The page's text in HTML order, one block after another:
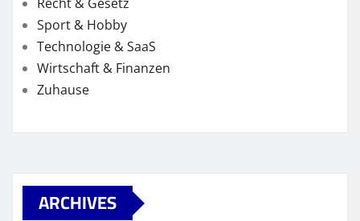
Sport & Hobby
Technologie & SaaS
Wirtschaft & Finanzen
Zuhause
ARCHIVES